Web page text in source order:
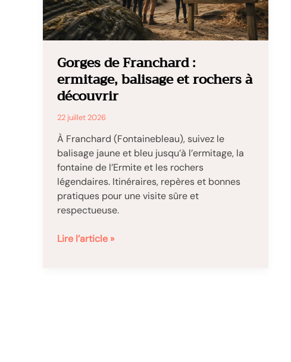
pour
bien
choisir
Gorges de Franchard :
ermitage, balisage et rochers à
découvrir
22 juillet 2026
À Franchard (Fontainebleau), suivez le
balisage jaune et bleu jusqu’à l’ermitage, la
fontaine de l’Ermite et les rochers
légendaires. Itinéraires, repères et bonnes
pratiques pour une visite sûre et
respectueuse.
Gorges
Lire l’article »